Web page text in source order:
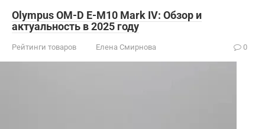
Olympus OM-D E-M10 Mark IV: Обзор и
актуальность в 2025 году
Рейтинги товаров Елена Смирнова 0